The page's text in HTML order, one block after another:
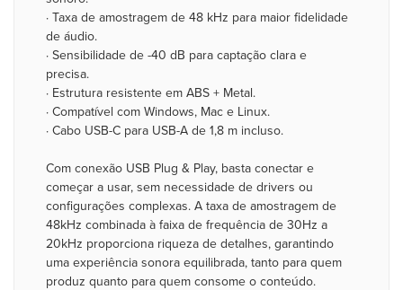
· Taxa de amostragem de 48 kHz para maior fidelidade
de áudio.
· Sensibilidade de -40 dB para captação clara e
precisa.
· Estrutura resistente em ABS + Metal.
· Compatível com Windows, Mac e Linux.
· Cabo USB-C para USB-A de 1,8 m incluso.
Com conexão USB Plug & Play, basta conectar e
começar a usar, sem necessidade de drivers ou
configurações complexas. A taxa de amostragem de
48kHz combinada à faixa de frequência de 30Hz a
20kHz proporciona riqueza de detalhes, garantindo
uma experiência sonora equilibrada, tanto para quem
produz quanto para quem consome o conteúdo.